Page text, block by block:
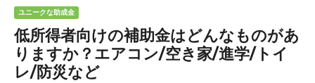
ユニークな助成金
低所得者向けの補助金はどんなものがあ
りますか？エアコン/空き家/進学/トイ
レ/防災など